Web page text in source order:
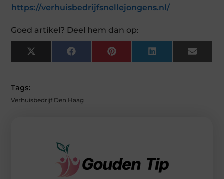
https://verhuisbedrijfsnellejongens.nl/
Goed artikel? Deel hem dan op:
X
(
E
F
A
K
P
I
L
I
E
M
Tags:
Verhuisbedrijf Den Haag